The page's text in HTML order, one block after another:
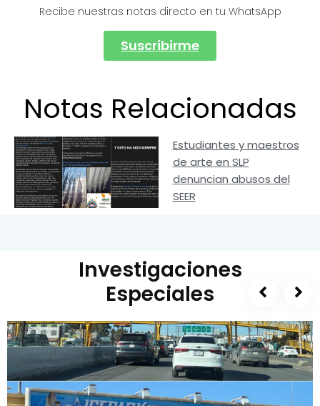
Recibe nuestras notas directo en tu WhatsApp
Suscribirme
Notas Relacionadas
Estudiantes y maestros
de arte en SLP
denuncian abusos del
SEER
Investigaciones
Especiales